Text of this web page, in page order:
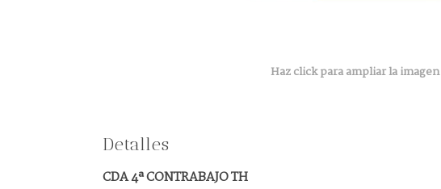
Haz click para ampliar la imagen
Detalles
CDA 4ª CONTRABAJO TH